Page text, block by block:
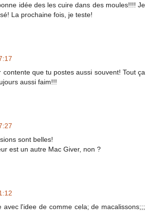
idée des les cuire dans des moules!!!! Je
La prochaine fois, je teste!
contente que tu postes aussi souvent! Tout ça
aussi faim!!!
sont belles!
est un autre Mac Giver, non ?
avec l'idee de comme cela; de macalissons;;;